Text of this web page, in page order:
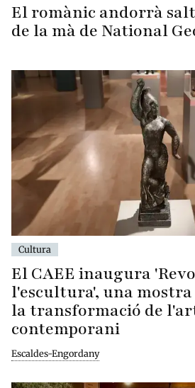
El romànic andorrà
de la mà de National
Cultura
El CAEE inaugura
l'escultura', una
la transformació de
contemporani
Escaldes-Engordany